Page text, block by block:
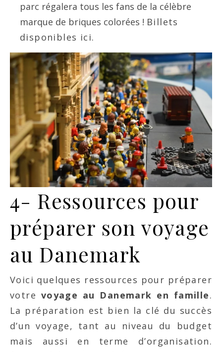
parc régalera tous les fans de la célèbre
marque de briques colorées ! Billets
disponibles ici.
4- Ressources pour
préparer son voyage
au Danemark
Voici quelques ressources pour préparer
votre voyage au Danemark en famille.
La préparation est bien la clé du succès
d’un voyage, tant au niveau du budget
mais aussi en terme d’organisation.